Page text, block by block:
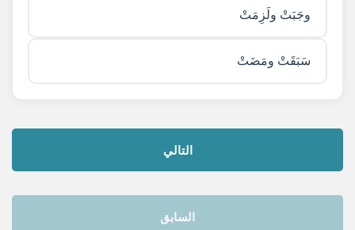
وجَبَتْ ولَزِمَتْ
سَبَقَتْ ومَضَتْ
السابق
التالي